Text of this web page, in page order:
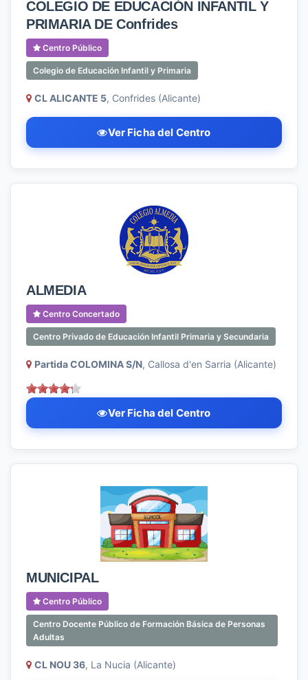
COLEGIO DE EDUCACIÓN INFANTIL Y
PRIMARIA DE Confrides
Centro Público
Colegio de Educación Infantil y Primaria
CL ALICANTE 5, Confrides (Alicante)
Ver Ficha del Centro
ALMEDIA
Centro Concertado
Centro Privado de Educación Infantil Primaria y Secundaria
Partida COLOMINA S/N, Callosa d'en Sarria (Alicante)
Ver Ficha del Centro
MUNICIPAL
Centro Público
Centro Docente Público de Formación Básica de Personas
Adultas
CL NOU 36, La Nucia (Alicante)